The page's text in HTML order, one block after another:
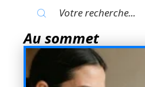
Au sommet